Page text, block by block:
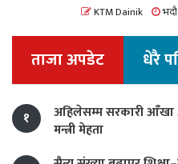
KTM Dainik
ताजा अपडेट धेरै
१
अहिलेसम्म सरकारी आँखा
मन्त्री मेहता